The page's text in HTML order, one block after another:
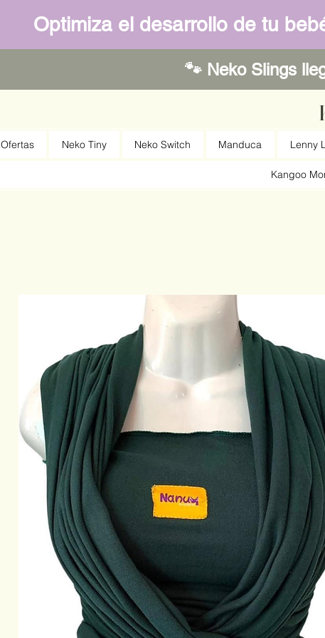
Optimiza el desarrollo de tu
🐾 Neko Slings
Ofertas Neko Tiny Neko Switch Manduca Lenny
Kangoo